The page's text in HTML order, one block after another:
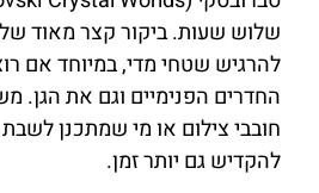
שלוש שעות. ביקור קצר מאוד
להרגיש שטחי מדי, במיוחד אם
החדרים הפנימיים וגם את הגן.
חובבי צילום או מי שמתכנן
להקדיש גם יותר זמן.